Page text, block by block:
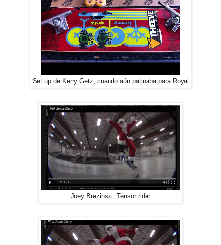
Set up de Kerry Getz, cuando aún patinaba para Royal
Joey Brezinski, Tensor rider